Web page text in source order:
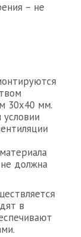
– не
30х40 мм.
должна
в